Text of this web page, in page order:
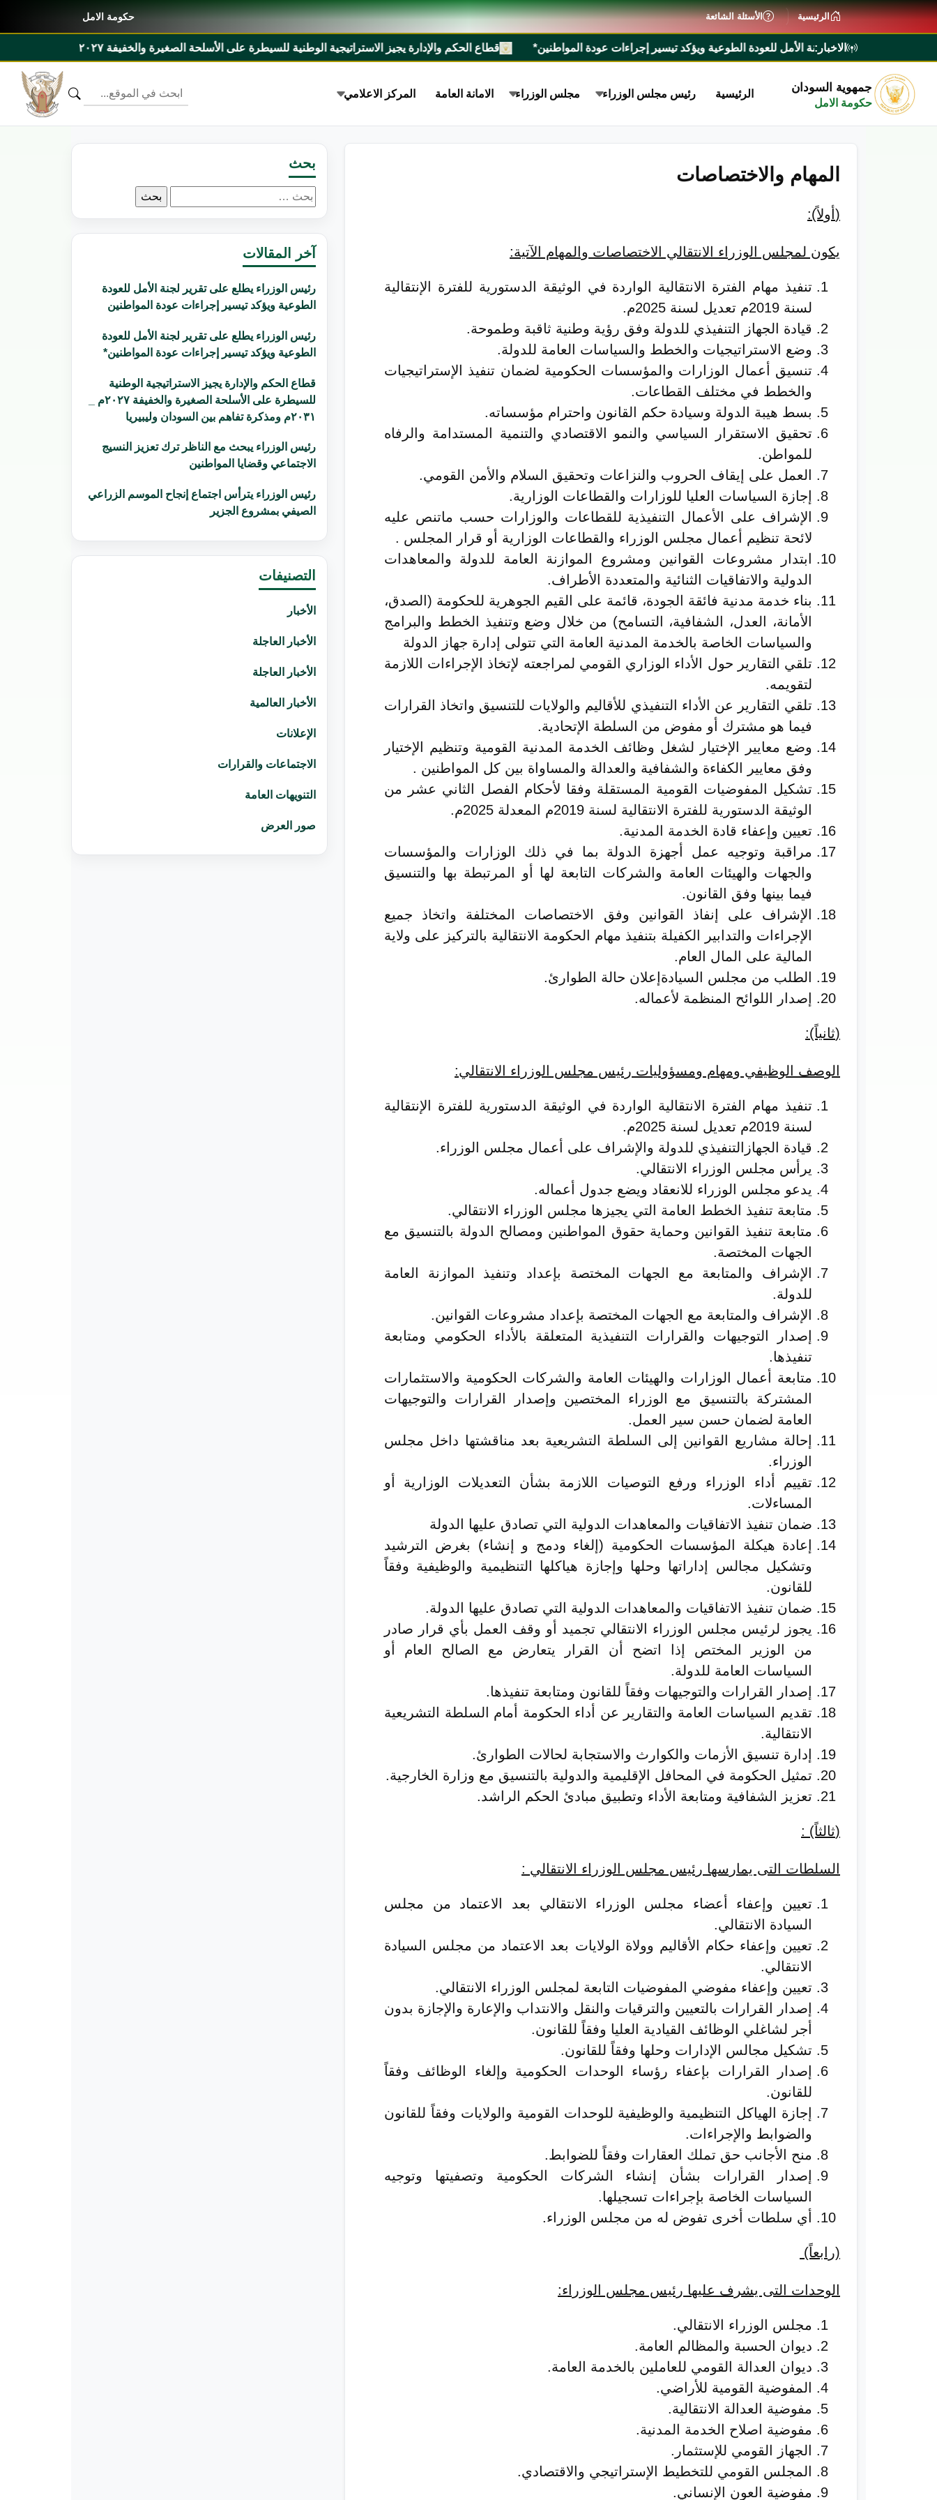
الرئيسية الأسئلة الشائعة حكومة الامل
الاخبار:
لجنة الأمل للعودة الطوعية ويؤكد تيسير إجراءات عودة المواطنين* قطاع الحكم والإدارة يجيز الاستراتيجية الوطنية للسيطرة على الأسلحة الصغيرة والخفيفة ٢٠٢٧م _ ٢٠٣١م ومذكرة تفاهم بين السودان وليبيريا
جمهوية السودان
حكومة الامل
الرئيسية رئيس مجلس الوزراء مجلس الوزراء الامانة العامة المركز الاعلامي
المهام والاختصاصات
( أولاً):
يكون لمجلس الوزراء الانتقالي الاختصاصات والمهام الآتية:
تنفيذ مهام الفترة الانتقالية الواردة في الوثيقة الدستورية للفترة الإنتقالية
لسنة 2019م تعديل لسنة 2025م.
قيادة الجهاز التنفيذي للدولة وفق رؤية وطنية ثاقبة وطموحة.
وضع الاستراتيجيات والخطط والسياسات العامة للدولة.
تنسيق أعمال الوزارات والمؤسسات الحكومية لضمان تنفيذ الإستراتيجيات
والخطط في مختلف القطاعات.
بسط هيبة الدولة وسيادة حكم القانون واحترام مؤسساته.
تحقيق الاستقرار السياسي والنمو الاقتصادي والتنمية المستدامة والرفاه
للمواطن.
العمل على إيقاف الحروب والنزاعات وتحقيق السلام والأمن القومي.
إجازة السياسات العليا للوزارات والقطاعات الوزارية.
الإشراف على الأعمال التنفيذية للقطاعات والوزارات حسب ماتنص عليه
لائحة تنظيم أعمال مجلس الوزراء والقطاعات الوزارية أو قرار المجلس .
ابتدار مشروعات القوانين ومشروع الموازنة العامة للدولة والمعاهدات
الدولية والاتفاقيات الثنائية والمتعددة الأطراف.
بناء خدمة مدنية فائقة الجودة، قائمة على القيم الجوهرية للحكومة (الصدق،
الأمانة، العدل، الشفافية، التسامح) من خلال وضع وتنفيذ الخطط والبرامج
والسياسات الخاصة بالخدمة المدنية العامة التي تتولى إدارة جهاز الدولة
تلقي التقارير حول الأداء الوزاري القومي لمراجعته لإتخاذ الإجراءات اللازمة
لتقويمه.
تلقي التقارير عن الأداء التنفيذي للأقاليم والولايات للتنسيق واتخاذ القرارات
فيما هو مشترك أو مفوض من السلطة الإتحادية.
وضع معايير الإختيار لشغل وظائف الخدمة المدنية القومية وتنظيم الإختيار
وفق معايير الكفاءة والشفافية والعدالة والمساواة بين كل المواطنين .
تشكيل المفوضيات القومية المستقلة وفقا لأحكام الفصل الثاني عشر من
الوثيقة الدستورية للفترة الانتقالية لسنة 2019م المعدلة 2025م.
تعيين وإعفاء قادة الخدمة المدنية.
مراقبة وتوجيه عمل أجهزة الدولة بما في ذلك الوزارات والمؤسسات
والجهات والهيئات العامة والشركات التابعة لها أو المرتبطة بها والتنسيق
فيما بينها وفق القانون.
الإشراف على إنفاذ القوانين وفق الاختصاصات المختلفة واتخاذ جميع
الإجراءات والتدابير الكفيلة بتنفيذ مهام الحكومة الانتقالية بالتركيز على ولاية
المالية على المال العام.
الطلب من مجلس السيادةإعلان حالة الطوارئ.
إصدار اللوائح المنظمة لأعماله.
(ثانياً):
الوصف الوظيفي ومهام ومسؤوليات رئيس مجلس الوزراء الانتقالي:
تنفيذ مهام الفترة الانتقالية الواردة في الوثيقة الدستورية للفترة الإنتقالية
لسنة 2019م تعديل لسنة 2025م.
قيادة الجهازالتنفيذي للدولة والإشراف على أعمال مجلس الوزراء.
يرأس مجلس الوزراء الانتقالي.
يدعو مجلس الوزراء للانعقاد ويضع جدول أعماله.
متابعة تنفيذ الخطط العامة التي يجيزها مجلس الوزراء الانتقالي.
متابعة تنفيذ القوانين وحماية حقوق المواطنين ومصالح الدولة بالتنسيق مع
الجهات المختصة.
الإشراف والمتابعة مع الجهات المختصة بإعداد وتنفيذ الموازنة العامة
للدولة.
الإشراف والمتابعة مع الجهات المختصة بإعداد مشروعات القوانين.
إصدار التوجيهات والقرارات التنفيذية المتعلقة بالأداء الحكومي ومتابعة
تنفيذها.
متابعة أعمال الوزارات والهيئات العامة والشركات الحكومية والاستثمارات
المشتركة بالتنسيق مع الوزراء المختصين وإصدار القرارات والتوجيهات
العامة لضمان حسن سير العمل.
إحالة مشاريع القوانين إلى السلطة التشريعية بعد مناقشتها داخل مجلس
الوزراء.
تقييم أداء الوزراء ورفع التوصيات اللازمة بشأن التعديلات الوزارية أو
المساءلات.
ضمان تنفيذ الاتفاقيات والمعاهدات الدولية التي تصادق عليها الدولة
إعادة هيكلة المؤسسات الحكومية (إلغاء ودمج و إنشاء) بغرض الترشيد
وتشكيل مجالس إداراتها وحلها وإجازة هياكلها التنظيمية والوظيفية وفقاً
للقانون.
ضمان تنفيذ الاتفاقيات والمعاهدات الدولية التي تصادق عليها الدولة.
يجوز لرئيس مجلس الوزراء الانتقالي تجميد أو وقف العمل بأي قرار صادر
من الوزير المختص إذا اتضح أن القرار يتعارض مع الصالح العام أو
السياسات العامة للدولة.
إصدار القرارات والتوجيهات وفقاً للقانون ومتابعة تنفيذها.
تقديم السياسات العامة والتقارير عن أداء الحكومة أمام السلطة التشريعية
الانتقالية.
إدارة تنسيق الأزمات والكوارث والاستجابة لحالات الطوارئ.
تمثيل الحكومة في المحافل الإقليمية والدولية بالتنسيق مع وزارة الخارجية.
تعزيز الشفافية ومتابعة الأداء وتطبيق مبادئ الحكم الراشد.
(ثالثاً) :
السلطات التى يمارسها رئيس مجلس الوزراء الانتقالي :
تعيين وإعفاء أعضاء مجلس الوزراء الانتقالي بعد الاعتماد من مجلس
السيادة الانتقالي.
تعيين وإعفاء حكام الأقاليم وولاة الولايات بعد الاعتماد من مجلس السيادة
الانتقالي.
تعيين وإعفاء مفوضي المفوضيات التابعة لمجلس الوزراء الانتقالي.
إصدار القرارات بالتعيين والترقيات والنقل والانتداب والإعارة والإجازة بدون
أجر لشاغلي الوظائف القيادية العليا وفقاً للقانون.
تشكيل مجالس الإدارات وحلها وفقاً للقانون.
إصدار القرارات بإعفاء رؤساء الوحدات الحكومية وإلغاء الوظائف وفقاً
للقانون.
إجازة الهياكل التنظيمية والوظيفية للوحدات القومية والولايات وفقاً للقانون
والضوابط والإجراءات.
منح الأجانب حق تملك العقارات وفقاً للضوابط.
إصدار القرارات بشأن إنشاء الشركات الحكومية وتصفيتها وتوجيه
السياسات الخاصة بإجراءات تسجيلها.
أي سلطات أخرى تفوض له من مجلس الوزراء.
(رابعاً)
الوحدات التى يشرف عليها رئيس مجلس الوزراء:
مجلس الوزراء الانتقالي.
ديوان الحسبة والمظالم العامة.
ديوان العدالة القومي للعاملين بالخدمة العامة.
المفوضية القومية للأراضي.
مفوضية العدالة الانتقالية.
مفوضية اصلاح الخدمة المدنية.
الجهاز القومي للإستثمار.
المجلس القومي للتخطيط الإستراتيجي والاقتصادي.
مفوضية العون الإنساني.
بحث
البحث
عن:
آخر المقالات
رئيس الوزراء يطلع على تقرير لجنة الأمل للعودة
الطوعية ويؤكد تيسير إجراءات عودة المواطنين
رئيس الوزراء يطلع على تقرير لجنة الأمل للعودة
الطوعية ويؤكد تيسير إجراءات عودة المواطنين*
قطاع الحكم والإدارة يجيز الاستراتيجية الوطنية
للسيطرة على الأسلحة الصغيرة والخفيفة ٢٠٢٧م _
٢٠٣١م ومذكرة تفاهم بين السودان وليبيريا
رئيس الوزراء يبحث مع الناظر ترك تعزيز النسيج
الاجتماعي وقضايا المواطنين
رئيس الوزراء يترأس اجتماع إنجاح الموسم الزراعي
الصيفي بمشروع الجزير
التصنيفات
الأخبار
الأخبار العاجلة
الأخبار العاجلة
الأخبار العالمية
الإعلانات
الاجتماعات والقرارات
التنويهات العامة
صور العرض